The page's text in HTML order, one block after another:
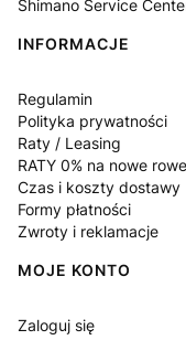
Shimano Service
INFORMACJE
Regulamin
Polityka prywatności
Raty / Leasing
RATY 0% na nowe
Czas i koszty dostawy
Formy płatności
Zwroty i reklamacje
MOJE KONTO
Zaloguj się